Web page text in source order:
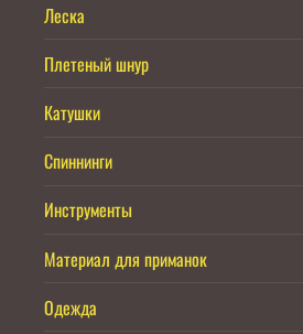
Леска
Плетеный шнур
Катушки
Спиннинги
Инструменты
Материал для приманок
Одежда